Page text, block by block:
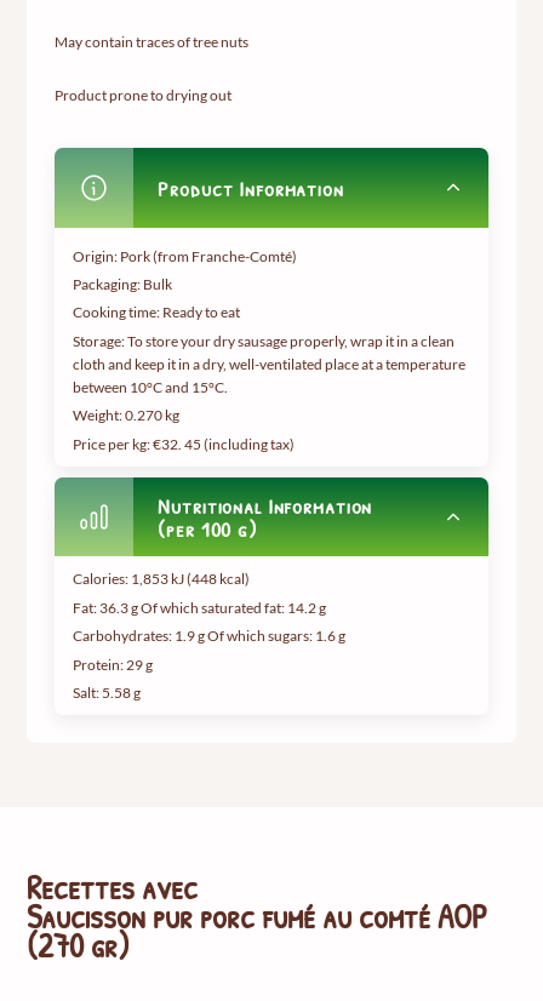
May contain traces of tree nuts
Product prone to drying out
Product Information
Origin: Pork (from Franche-Comté)
Packaging: Bulk
Cooking time: Ready to eat
Storage: To store your dry sausage properly, wrap it in a clean
cloth and keep it in a dry, well-ventilated place at a temperature
between 10°C and 15°C.
Weight:0.270 kg
Price per kg: €32.45 (including tax)
Nutritional Information
(per 100 g)
Calories: 1,853 kJ (448 kcal)
Fat: 36.3 g Of which saturated fat: 14.2 g
Carbohydrates: 1.9 g Of which sugars: 1.6 g
Protein: 29 g
Salt: 5.58 g
Recettes avec
Saucisson pur porc fumé au comté AOP
(270 gr)